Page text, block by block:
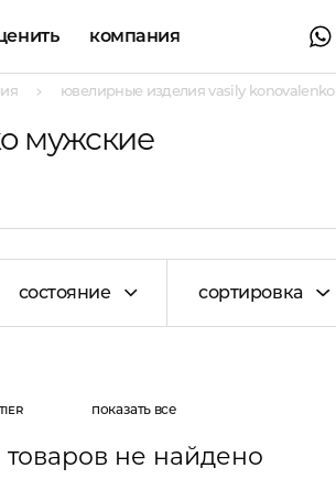
компания
ювелирные изделия vasily konovalenko
мужские
состояние сортировка
показать все
товаров не найдено